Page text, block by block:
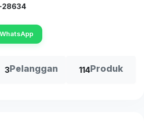
WhatsApp
3Pelanggan 114Produk